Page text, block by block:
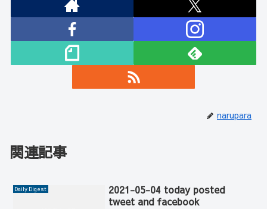
narupara
関連記事
Daily Digest
2021-05-04 today posted
tweet and facebook